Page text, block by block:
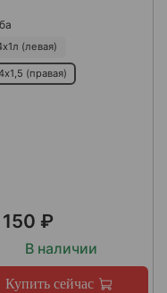
(левая)
(правая)
₽
В наличии
Купить сейчас